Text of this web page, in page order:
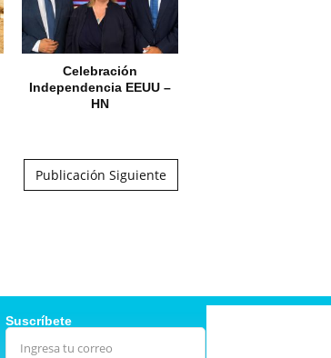
Celebración
Independencia EEUU –
HN
Publicación Siguiente
Suscríbete